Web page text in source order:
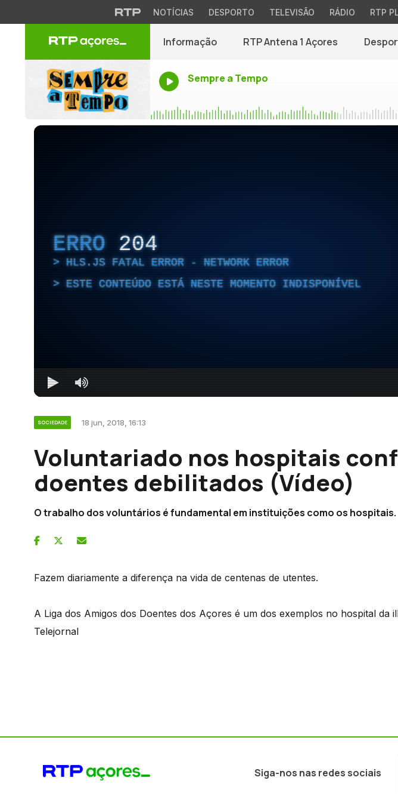
NOTÍCIAS DESPORTO TELEVISÃO RÁDIO RTP
Informação RTP Antena 1 Açores
Sempre a Tempo
ERRO 204
HLS.JS FATAL ERROR - NETWORK ERROR
ESTE CONTEÚDO ESTÁ NESTE MOMENTO INDISPONÍVEL
SOCIEDADE 18 jun, 2018, 16:13
Voluntariado nos hospitais
doentes debilitados (Vídeo)
O trabalho dos voluntários é fundamental em instituições como os hospitais.
Fazem diariamente a diferença na vida de centenas de utentes.
A Liga dos Amigos dos Doentes dos Açores é um dos exemplos no hospital da
Telejornal
Siga-nos nas redes sociais